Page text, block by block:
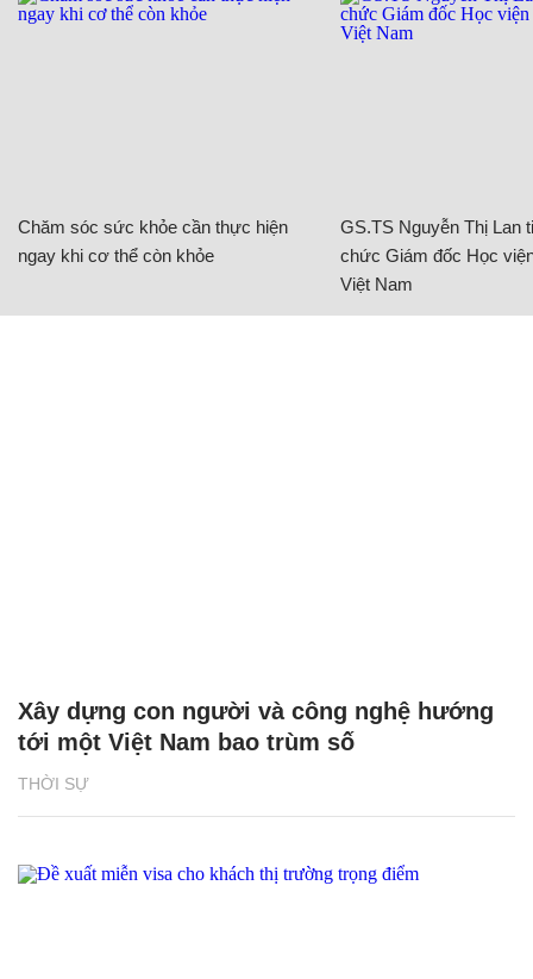
Chăm sóc sức khỏe cần thực hiện
ngay khi cơ thể còn khỏe
GS.TS Nguyễn Thị Lan
chức Giám đốc Học
Việt Nam
THỜI SỰ
Xây dựng con người và công nghệ hướng
tới một Việt Nam bao trùm số